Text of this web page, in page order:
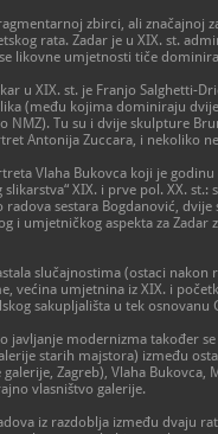
zbirci, ali značajnoj
rata. Zadar je u XIX. st.
likovne umjetnosti tiče
u XIX. st. je Franjo Salghetti-
(među kojima dominiraju
NMZ). Tu su i dvije skulpture
Antonija Zuccara, i nekoliko
Vlaha Bukovca koji je
slikarstva“ XIX. i prve pol. XX.
radova sestara Bogdanović,
i umjetničkog aspekta za
slučajnostima (ostaci
većina umjetnina iz XIX. i
sakupljališta u tek osnovanu
javljanje modernizma također
starih majstora) između
Zagreb), Vlaha Bukovca,
vlasništvo galerije.
iz razdoblja između dvaju